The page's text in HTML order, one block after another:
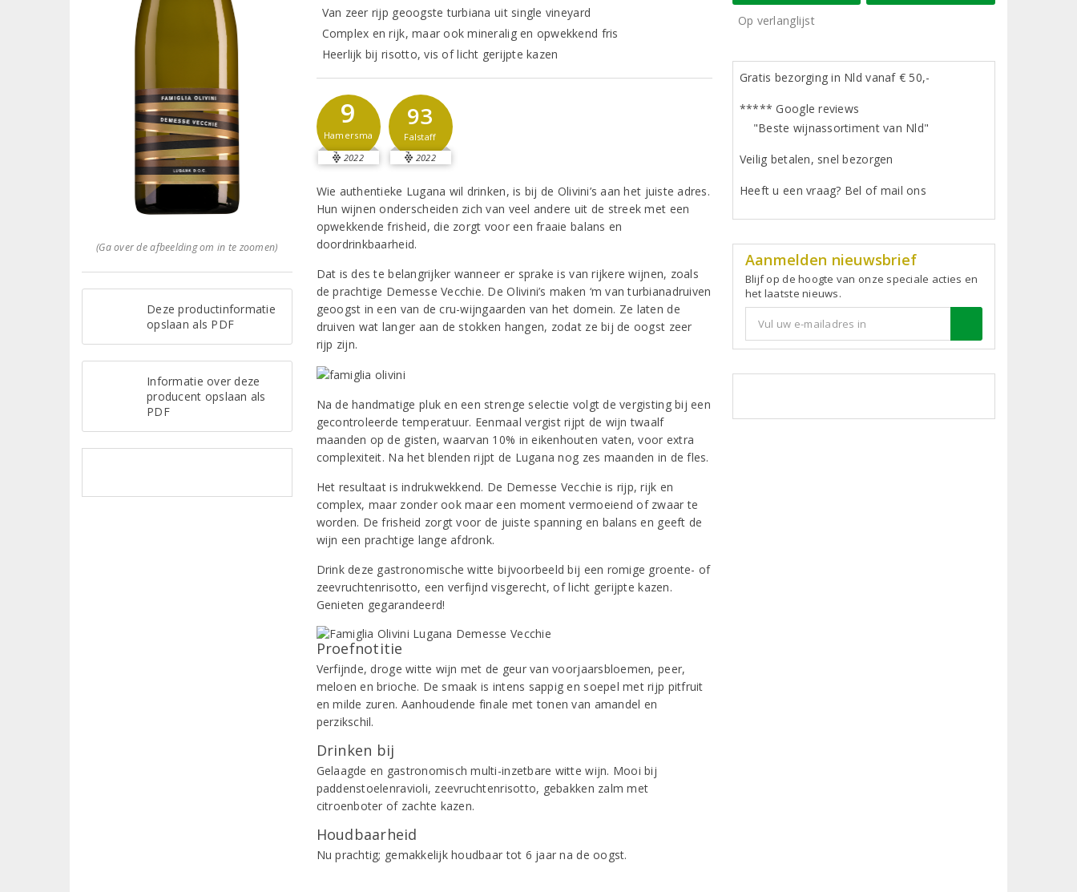
(Ga over de afbeelding om in te zoomen)
Deze productinformatie
opslaan als PDF
Informatie over deze
producent opslaan als
PDF
Van zeer rijp geoogste turbiana uit single vineyard
Complex en rijk, maar ook mineralig en opwekkend fris
Heerlijk bij risotto, vis of licht gerijpte kazen
9
Hamersma
2022
93
Falstaff
2022
Wie authentieke Lugana wil drinken, is bij de Olivini’s aan het juiste adres.
Hun wijnen onderscheiden zich van veel andere uit de streek met een
opwekkende frisheid, die zorgt voor een fraaie balans en
doordrinkbaarheid.
Dat is des te belangrijker wanneer er sprake is van rijkere wijnen, zoals
de prachtige Demesse Vecchie. De Olivini’s maken ‘m van turbianadruiven
geoogst in een van de cru-wijngaarden van het domein. Ze laten de
druiven wat langer aan de stokken hangen, zodat ze bij de oogst zeer
rijp zijn.
Na de handmatige pluk en een strenge selectie volgt de vergisting bij een
gecontroleerde temperatuur. Eenmaal vergist rijpt de wijn twaalf
maanden op de gisten, waarvan 10% in eikenhouten vaten, voor extra
complexiteit. Na het blenden rijpt de Lugana nog zes maanden in de fles.
Het resultaat is indrukwekkend. De Demesse Vecchie is rijp, rijk en
complex, maar zonder ook maar een moment vermoeiend of zwaar te
worden. De frisheid zorgt voor de juiste spanning en balans en geeft de
wijn een prachtige lange afdronk.
Drink deze gastronomische witte bijvoorbeeld bij een romige groente- of
zeevruchtenrisotto, een verfijnd visgerecht, of licht gerijpte kazen.
Genieten gegarandeerd!
Proefnotitie
Verfijnde, droge witte wijn met de geur van voorjaarsbloemen, peer,
meloen en brioche. De smaak is intens sappig en soepel met rijp pitfruit
en milde zuren. Aanhoudende finale met tonen van amandel en
perzikschil.
Drinken bij
Gelaagde en gastronomisch multi-inzetbare witte wijn. Mooi bij
paddenstoelenravioli, zeevruchtenrisotto, gebakken zalm met
citroenboter of zachte kazen.
Houdbaarheid
Nu prachtig; gemakkelijk houdbaar tot 6 jaar na de oogst.
Op verlanglijst
Gratis bezorging in Nld vanaf € 50,-
***** Google reviews
"Beste wijnassortiment van Nld"
Veilig betalen, snel bezorgen
Heeft u een vraag? Bel of mail ons
Aanmelden nieuwsbrief
Blijf op de hoogte van onze speciale acties en
het laatste nieuws.